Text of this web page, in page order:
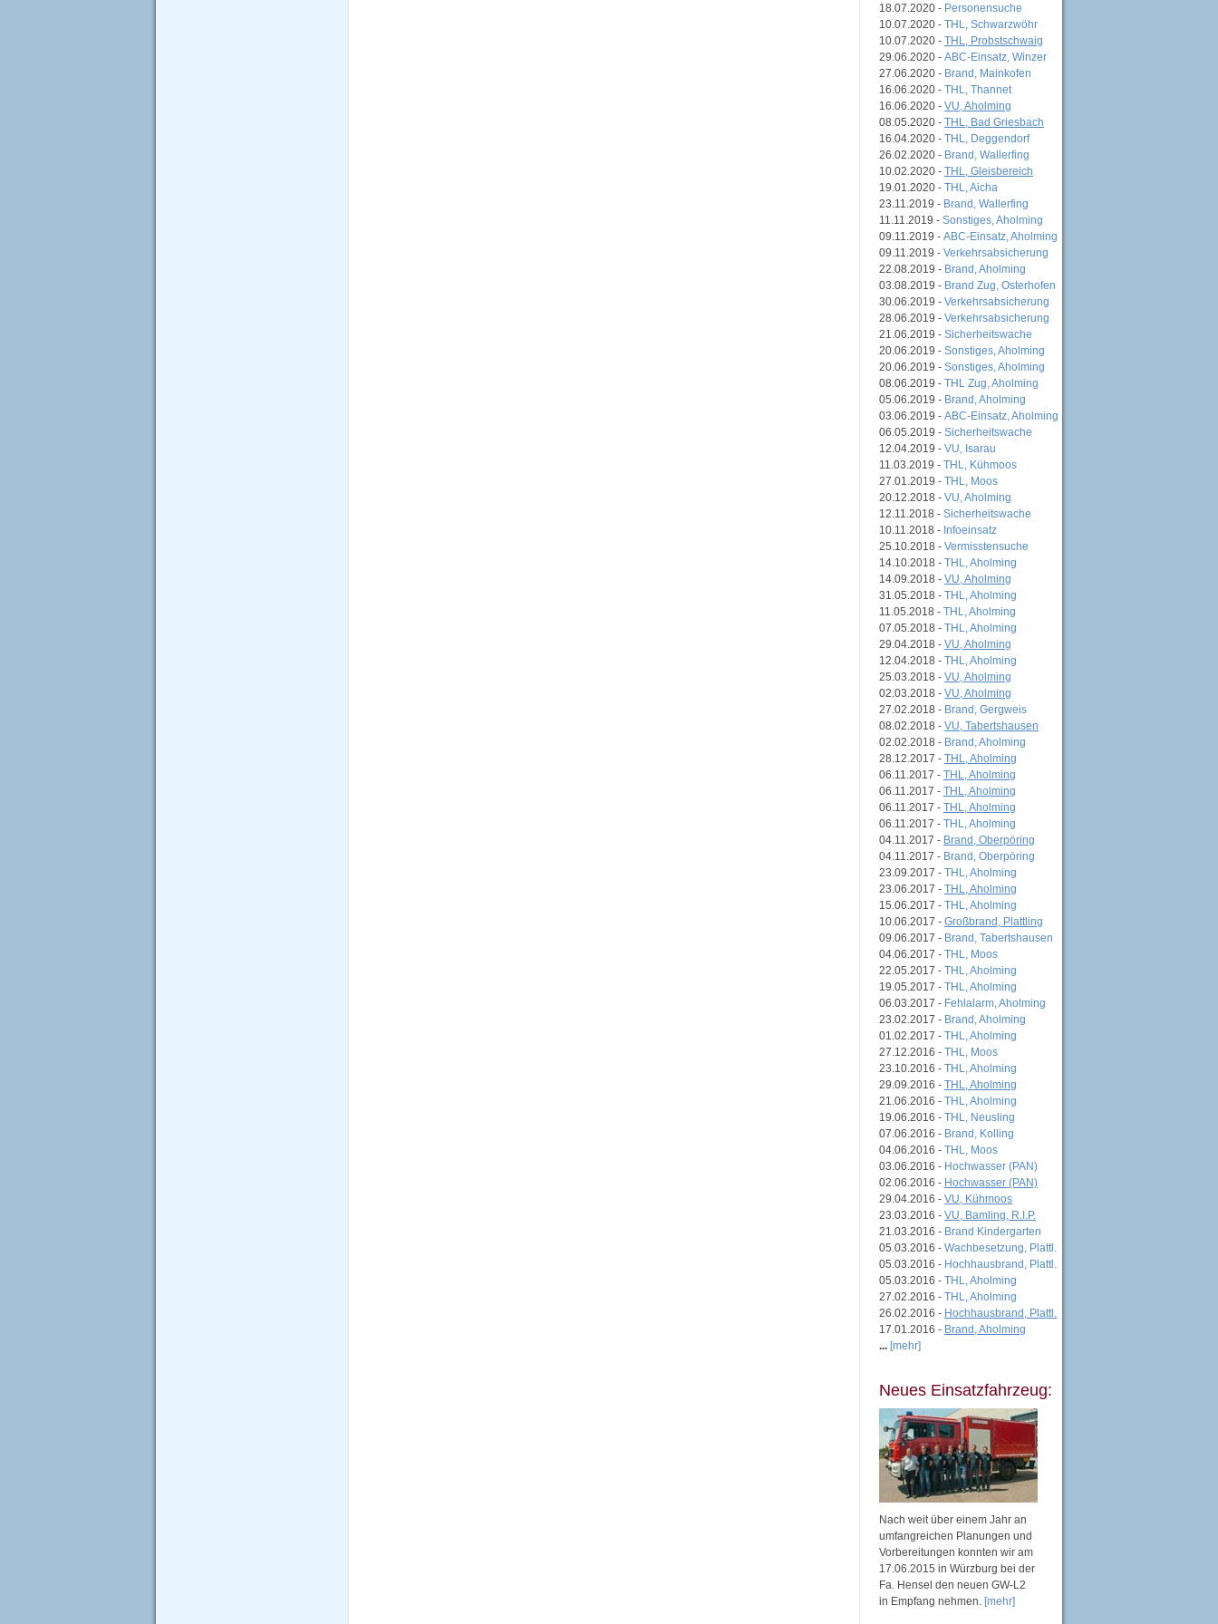
18.07.2020 - Personensuche
10.07.2020 - THL, Schwarzwöhr
10.07.2020 - THL, Probstschwaig
29.06.2020 - ABC-Einsatz, Winzer
27.06.2020 - Brand, Mainkofen
16.06.2020 - THL, Thannet
16.06.2020 - VU, Aholming
08.05.2020 - THL, Bad Griesbach
16.04.2020 - THL, Deggendorf
26.02.2020 - Brand, Wallerfing
10.02.2020 - THL, Gleisbereich
19.01.2020 - THL, Aicha
23.11.2019 - Brand, Wallerfing
11.11.2019 - Sonstiges, Aholming
09.11.2019 - ABC-Einsatz, Aholming
09.11.2019 - Verkehrsabsicherung
22.08.2019 - Brand, Aholming
03.08.2019 - Brand Zug, Osterhofen
30.06.2019 - Verkehrsabsicherung
28.06.2019 - Verkehrsabsicherung
21.06.2019 - Sicherheitswache
20.06.2019 - Sonstiges, Aholming
20.06.2019 - Sonstiges, Aholming
08.06.2019 - THL Zug, Aholming
05.06.2019 - Brand, Aholming
03.06.2019 - ABC-Einsatz, Aholming
06.05.2019 - Sicherheitswache
12.04.2019 - VU, Isarau
11.03.2019 - THL, Kühmoos
27.01.2019 - THL, Moos
20.12.2018 - VU, Aholming
12.11.2018 - Sicherheitswache
10.11.2018 - Infoeinsatz
25.10.2018 - Vermisstensuche
14.10.2018 - THL, Aholming
14.09.2018 - VU, Aholming
31.05.2018 - THL, Aholming
11.05.2018 - THL, Aholming
07.05.2018 - THL, Aholming
29.04.2018 - VU, Aholming
12.04.2018 - THL, Aholming
25.03.2018 - VU, Aholming
02.03.2018 - VU, Aholming
27.02.2018 - Brand, Gergweis
08.02.2018 - VU, Tabertshausen
02.02.2018 - Brand, Aholming
28.12.2017 - THL, Aholming
06.11.2017 - THL, Aholming
06.11.2017 - THL, Aholming
06.11.2017 - THL, Aholming
06.11.2017 - THL, Aholming
04.11.2017 - Brand, Oberpöring
04.11.2017 - Brand, Oberpöring
23.09.2017 - THL, Aholming
23.06.2017 - THL, Aholming
15.06.2017 - THL, Aholming
10.06.2017 - Großbrand, Plattling
09.06.2017 - Brand, Tabertshausen
04.06.2017 - THL, Moos
22.05.2017 - THL, Aholming
19.05.2017 - THL, Aholming
06.03.2017 - Fehlalarm, Aholming
23.02.2017 - Brand, Aholming
01.02.2017 - THL, Aholming
27.12.2016 - THL, Moos
23.10.2016 - THL, Aholming
29.09.2016 - THL, Aholming
21.06.2016 - THL, Aholming
19.06.2016 - THL, Neusling
07.06.2016 - Brand, Kolling
04.06.2016 - THL, Moos
03.06.2016 - Hochwasser (PAN)
02.06.2016 - Hochwasser (PAN)
29.04.2016 - VU, Kühmoos
23.03.2016 - VU, Bamling, R.I.P.
21.03.2016 - Brand Kindergarten
05.03.2016 - Wachbesetzung, Plattl.
05.03.2016 - Hochhausbrand, Plattl.
05.03.2016 - THL, Aholming
27.02.2016 - THL, Aholming
26.02.2016 - Hochhausbrand, Plattl.
17.01.2016 - Brand, Aholming
... [mehr]
Neues Einsatzfahrzeug:
Nach weit über einem Jahr an
umfangreichen Planungen und
Vorbereitungen konnten wir am
17.06.2015 in Würzburg bei der
Fa. Hensel den neuen GW-L2
in Empfang nehmen. [mehr]